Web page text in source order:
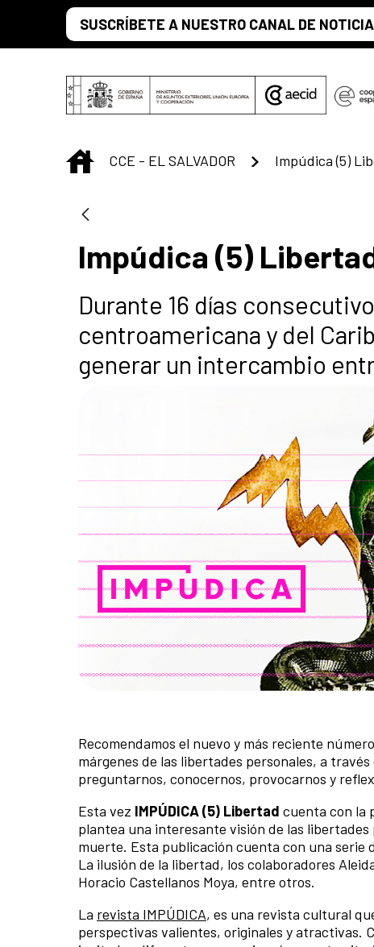
Saut au contenu principal
SUSCRÍBETE A NUESTRO CANAL DE
INICIO
CCE - EL SALVADOR Impúdica (5)
Impúdica (5)
Durante 16 días
centroamericana y del
generar un intercambio
Recomendamos el nuevo y más reciente
márgenes de las libertades personales, a
preguntarnos, conocernos, provocarnos y
Esta vez IMPÚDICA (5) Libertad cuenta con la
plantea una interesante visión de las
muerte. Esta publicación cuenta con una serie
La ilusión de la libertad, los colaboradores
Horacio Castellanos Moya, entre otros.
La revista IMPÚDICA, es una revista cultural
perspectivas valientes, originales y atractivas.